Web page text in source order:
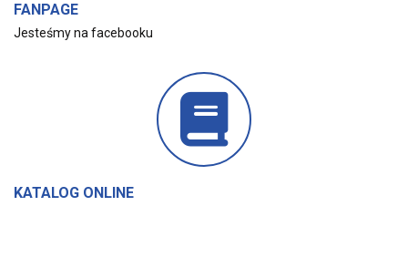
FANPAGE
Jesteśmy na facebooku
KATALOG ONLINE